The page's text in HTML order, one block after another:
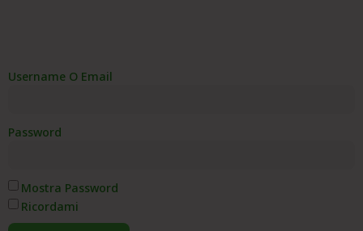
Username O Email
Password
Mostra Password
Ricordami